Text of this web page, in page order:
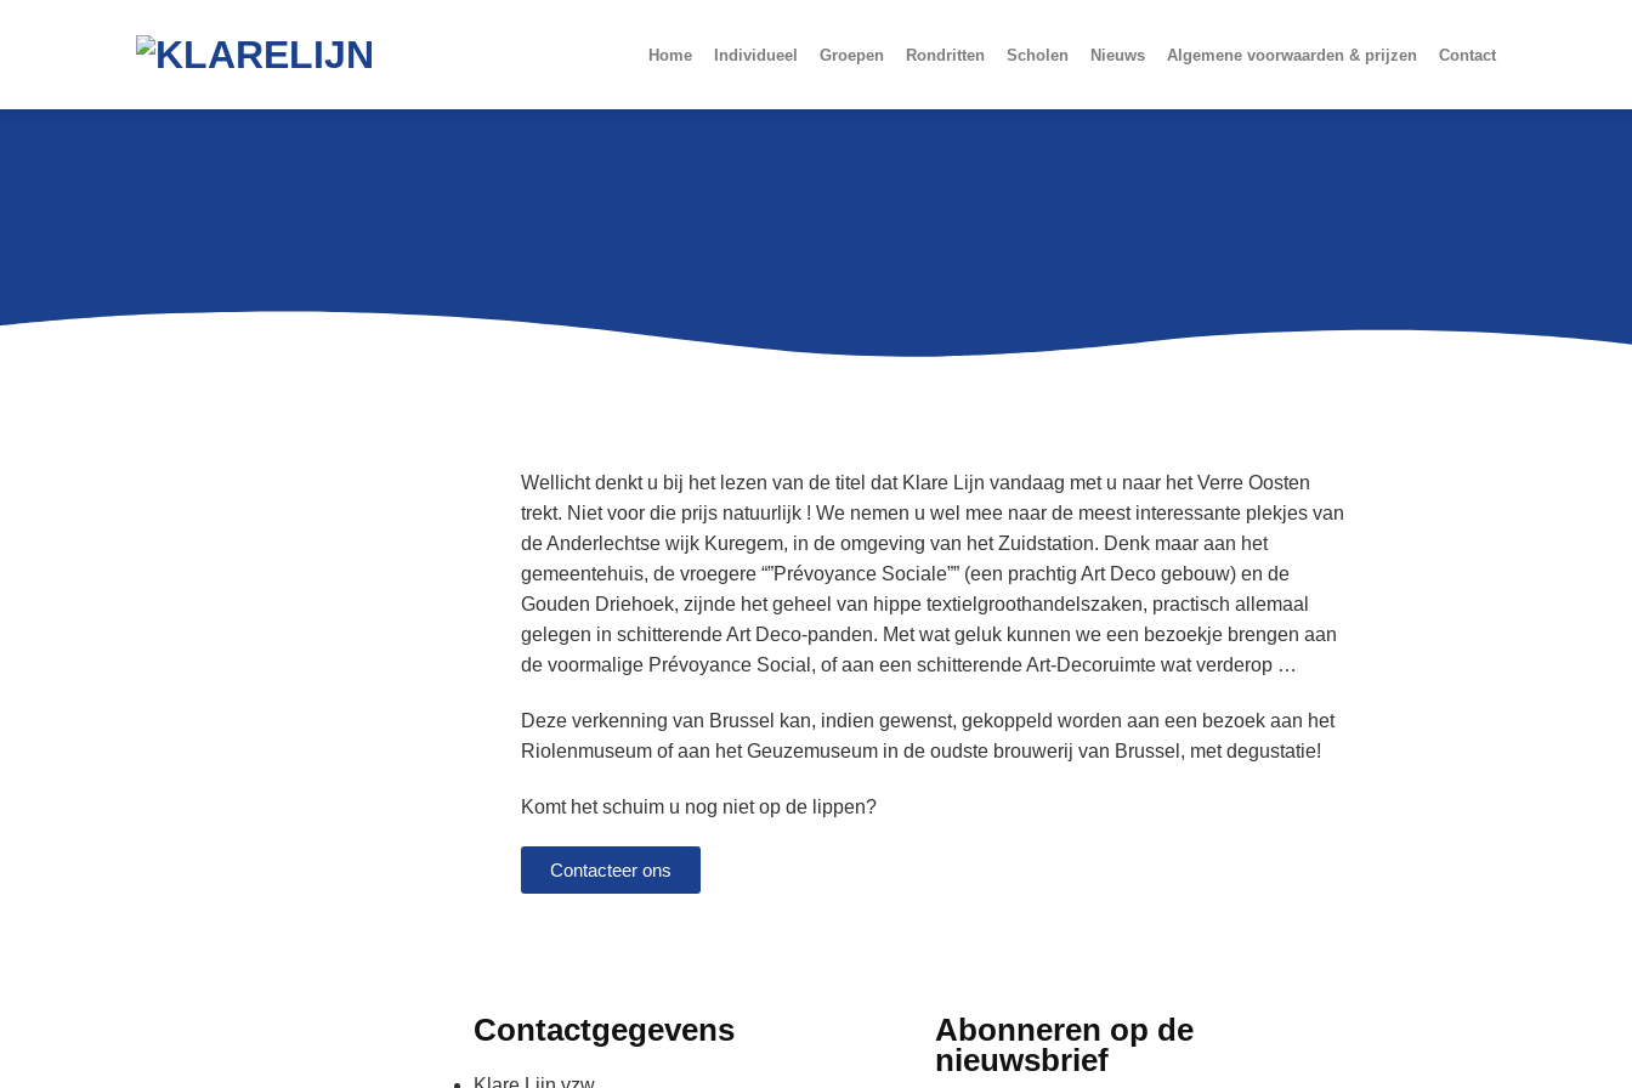
Home Individueel Groepen Rondritten Scholen Nieuws Algemene voorwaarden & prijzen Contact
Wellicht denkt u bij het lezen van de titel dat Klare Lijn vandaag met u naar het Verre Oosten
trekt. Niet voor die prijs natuurlijk ! We nemen u wel mee naar de meest interessante plekjes van
de Anderlechtse wijk Kuregem, in de omgeving van het Zuidstation. Denk maar aan het
gemeentehuis, de vroegere “”Prévoyance Sociale”” (een prachtig Art Deco gebouw) en de
Gouden Driehoek, zijnde het geheel van hippe textielgroothandelszaken, practisch allemaal
gelegen in schitterende Art Deco-panden. Met wat geluk kunnen we een bezoekje brengen aan
de voormalige Prévoyance Social, of aan een schitterende Art-Decoruimte wat verderop …
Deze verkenning van Brussel kan, indien gewenst, gekoppeld worden aan een bezoek aan het
Riolenmuseum of aan het Geuzemuseum in de oudste brouwerij van Brussel, met degustatie!
Komt het schuim u nog niet op de lippen?
Contacteer ons
Contactgegevens
Abonneren op de
nieuwsbrief